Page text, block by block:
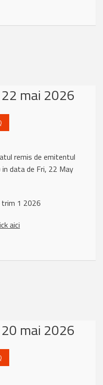
mai 2026
remis de emitentul
in data de Fri, 22 May
1 2026
aici
mai 2026